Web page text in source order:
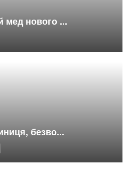
мед нового ...
безво...